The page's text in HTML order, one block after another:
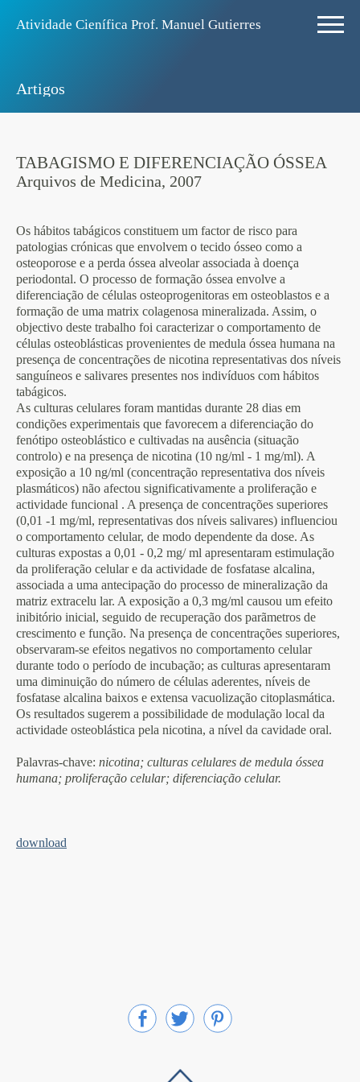
Atividade Ciení­fica Prof. Manuel Gutierres
Artigos
TABAGISMO E DIFERENCIAÇÃO ÓSSEA
Arquivos de Medicina, 2007
Os hábitos tabágicos constituem um factor de risco para
patologias crónicas que envolvem o tecido ósseo como a
osteoporose e a perda óssea alveolar associada à doença
periodontal. O processo de formação óssea envolve a
diferenciação de células osteoprogenitoras em osteoblastos e a
formação de uma matrix colagenosa mineralizada. Assim, o
objectivo deste trabalho foi caracterizar o comportamento de
células osteoblásticas provenientes de medula óssea humana na
presença de concentrações de nicotina representativas dos níveis
sanguíneos e salivares presentes nos indivíduos com hábitos
tabágicos.
As culturas celulares foram mantidas durante 28 dias em
condições experimentais que favorecem a diferenciação do
fenótipo osteoblástico e cultivadas na ausência (situação
controlo) e na presença de nicotina (10 ng/ml - 1 mg/ml). A
exposição a 10 ng/ml (concentração representativa dos níveis
plasmáticos) não afectou significativamente a proliferação e
actividade funcional . A presença de concentrações superiores
(0,01 -1 mg/ml, representativas dos níveis salivares) influenciou
o comportamento celular, de modo dependente da dose. As
culturas expostas a 0,01 - 0,2 mg/ ml apresentaram estimulação
da proliferação celular e da actividade de fosfatase alcalina,
associada a uma antecipação do processo de mineralização da
matriz extracelu lar. A exposição a 0,3 mg/ml causou um efeito
inibitório inicial, seguido de recuperação dos parãmetros de
crescimento e função. Na presença de concentrações superiores,
observaram-se efeitos negativos no comportamento celular
durante todo o período de incubação; as culturas apresentaram
uma diminuição do número de células aderentes, níveis de
fosfatase alcalina baixos e extensa vacuolização citoplasmática.
Os resultados sugerem a possibilidade de modulação local da
actividade osteoblástica pela nicotina, a nível da cavidade oral.
Palavras-chave: nicotina; culturas celulares de medula óssea
humana; proliferação celular; diferenciação celular.
download